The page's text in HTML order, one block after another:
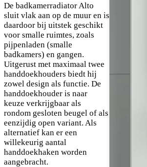
De badkamerradiator Alto
sluit vlak aan op de muur en is
daardoor bij uitstek geschikt
voor smalle ruimtes, zoals
pijpenladen (smalle
badkamers) en gangen.
Uitgerust met maximaal twee
handdoekhouders biedt hij
zowel design als functie. De
handdoekhouder is naar
keuze verkrijgbaar als
rondom gesloten beugel of als
eenzijdig open variant. Als
alternatief kan er een
willekeurig aantal
handdoekhaken worden
aangebracht.